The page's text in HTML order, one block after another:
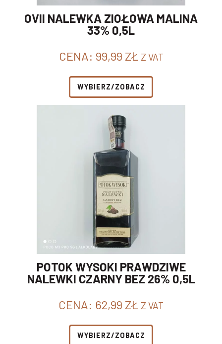
OVII NALEWKA ZIOŁOWA MALINA
33% 0,5L
CENA: 99,99 ZŁ Z VAT
WYBIERZ/ZOBACZ
POTOK WYSOKI PRAWDZIWE
NALEWKI CZARNY BEZ 26% 0,5L
CENA: 62,99 ZŁ Z VAT
WYBIERZ/ZOBACZ